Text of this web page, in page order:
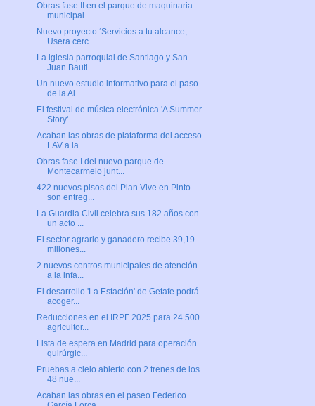
Obras fase II en el parque de maquinaria
municipal...
Nuevo proyecto ‘Servicios a tu alcance,
Usera cerc...
La iglesia parroquial de Santiago y San
Juan Bauti...
Un nuevo estudio informativo para el paso
de la Al...
El festival de música electrónica 'A Summer
Story'...
Acaban las obras de plataforma del acceso
LAV a la...
Obras fase I del nuevo parque de
Montecarmelo junt...
422 nuevos pisos del Plan Vive en Pinto
son entreg...
La Guardia Civil celebra sus 182 años con
un acto ...
El sector agrario y ganadero recibe 39,19
millones...
2 nuevos centros municipales de atención
a la infa...
El desarrollo 'La Estación' de Getafe podrá
acoger...
Reducciones en el IRPF 2025 para 24.500
agricultor...
Lista de espera en Madrid para operación
quirúrgic...
Pruebas a cielo abierto con 2 trenes de los
48 nue...
Acaban las obras en el paseo Federico